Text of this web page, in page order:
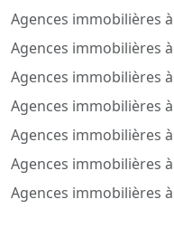
Agences immobilières
Agences immobilières
Agences immobilières
Agences immobilières
Agences immobilières
Agences immobilières
Agences immobilières